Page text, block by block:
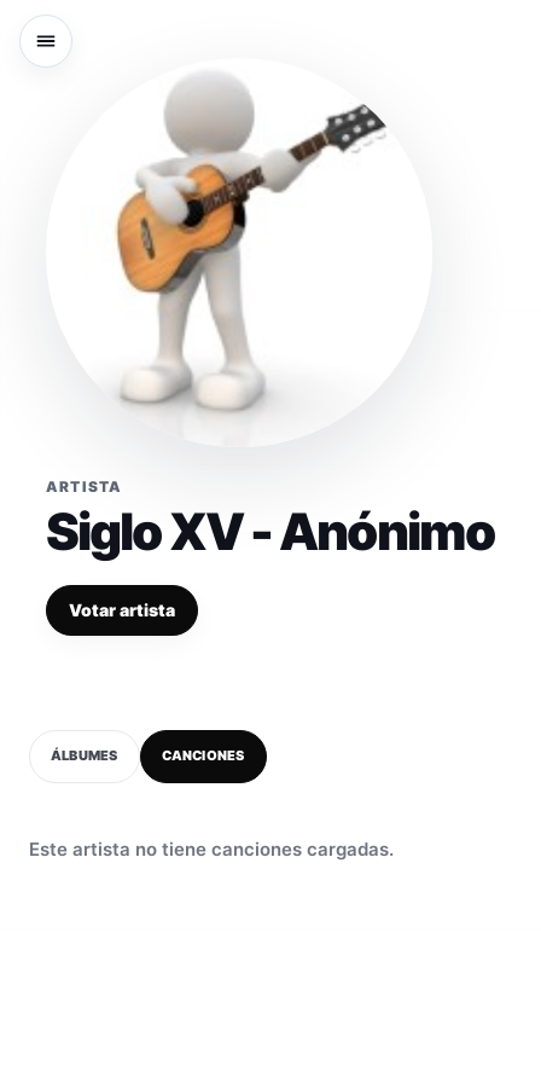
ARTISTA
Siglo XV - Anónimo
Votar artista
ÁLBUMES CANCIONES
Este artista no tiene canciones cargadas.